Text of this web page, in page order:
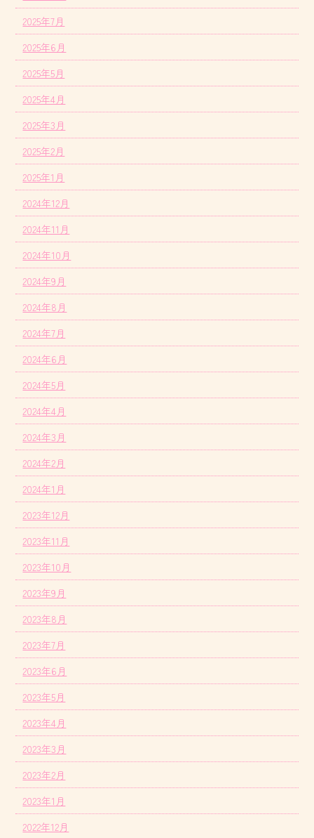
2025年7月
2025年6月
2025年5月
2025年4月
2025年3月
2025年2月
2025年1月
2024年12月
2024年11月
2024年10月
2024年9月
2024年8月
2024年7月
2024年6月
2024年5月
2024年4月
2024年3月
2024年2月
2024年1月
2023年12月
2023年11月
2023年10月
2023年9月
2023年8月
2023年7月
2023年6月
2023年5月
2023年4月
2023年3月
2023年2月
2023年1月
2022年12月